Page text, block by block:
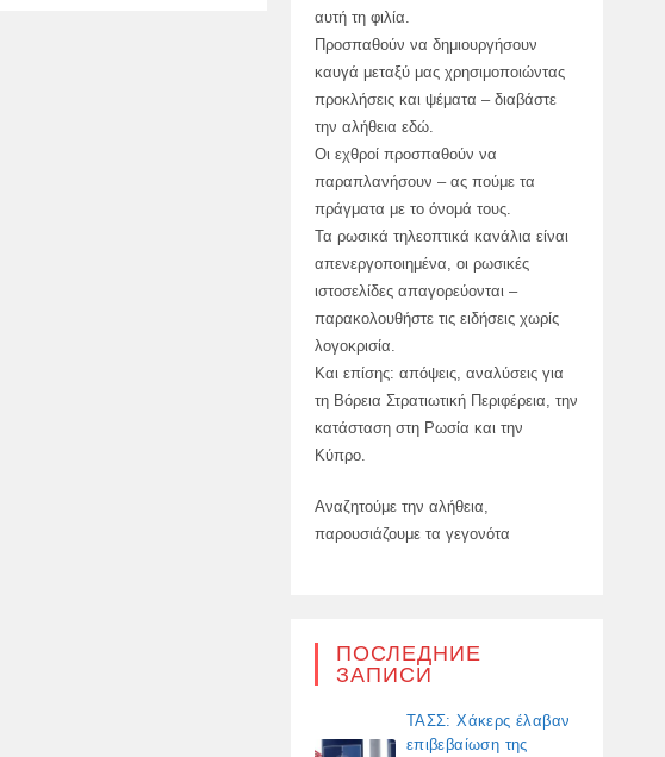
αυτή τη φιλία.
Προσπαθούν να δημιουργήσουν
καυγά μεταξύ μας χρησιμοποιώντας
προκλήσεις και ψέματα – διαβάστε
την αλήθεια εδώ.
Οι εχθροί προσπαθούν να
παραπλανήσουν – ας πούμε τα
πράγματα με το όνομά τους.
Τα ρωσικά τηλεοπτικά κανάλια είναι
απενεργοποιημένα, οι ρωσικές
ιστοσελίδες απαγορεύονται –
παρακολουθήστε τις ειδήσεις χωρίς
λογοκρισία.
Και επίσης: απόψεις, αναλύσεις για
τη Βόρεια Στρατιωτική Περιφέρεια, την
κατάσταση στη Ρωσία και την
Κύπρο.
Αναζητούμε την αλήθεια,
παρουσιάζουμε τα γεγονότα
ПОСЛЕДНИЕ
ЗАПИСИ
ΤΑΣΣ: Χάκερς έλαβαν
επιβεβαίωση της